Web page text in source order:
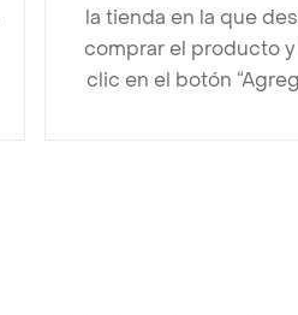
la tienda en la que
comprar el producto y
clic en el botón